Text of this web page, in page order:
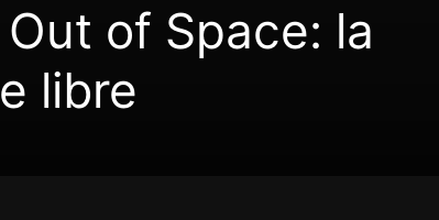
of Space: la
libre